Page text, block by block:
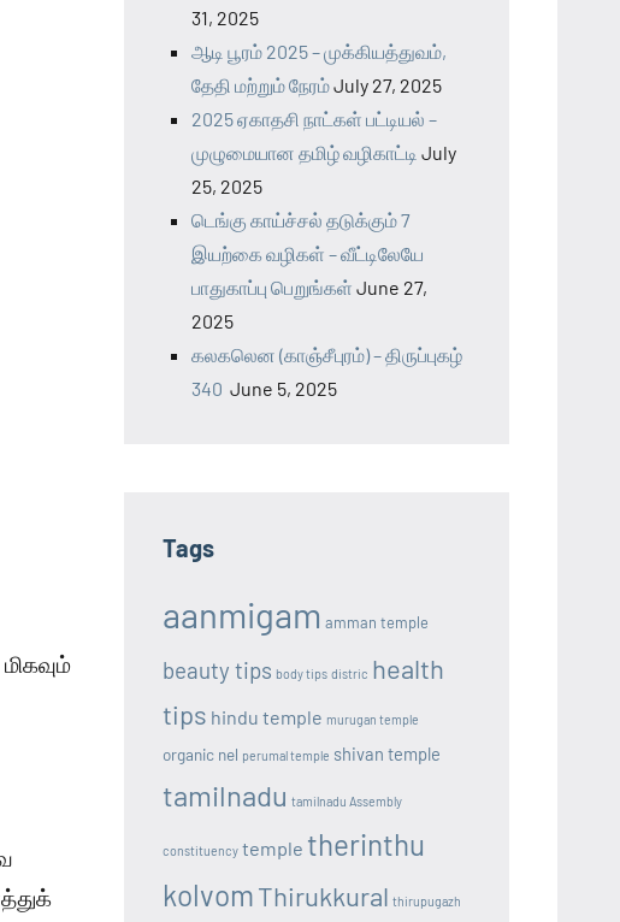
31, 2025
ஆடி பூரம் 2025 – முக்கியத்துவம்,
தேதி மற்றும் நேரம்July 27, 2025
2025 ஏகாதசி நாட்கள் பட்டியல் –
முழுமையான தமிழ் வழிகாட்டி July
25, 2025
டெங்கு காய்ச்சல் தடுக்கும் 7
இயற்கை வழிகள் – வீட்டிலேயே
பாதுகாப்பு பெறுங்கள் June 27,
2025
கலகலென (காஞ்சீபுரம்) – திருப்புகழ்
340 June 5, 2025
Tags
aanmigam amman temple
beauty tips body tips distric health
tips hindu temple murugan temple
organic nel perumal temple shivan temple
tamilnadu tamilnadu Assembly
constituency temple therinthu
kolvomThirukkural thirupugazh